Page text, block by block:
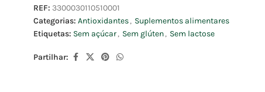
REF: 3300030110510001
Categorias: Antioxidantes, Suplementos alimentares
Etiquetas: Sem açúcar, Sem glúten, Sem lactose
Partilhar: